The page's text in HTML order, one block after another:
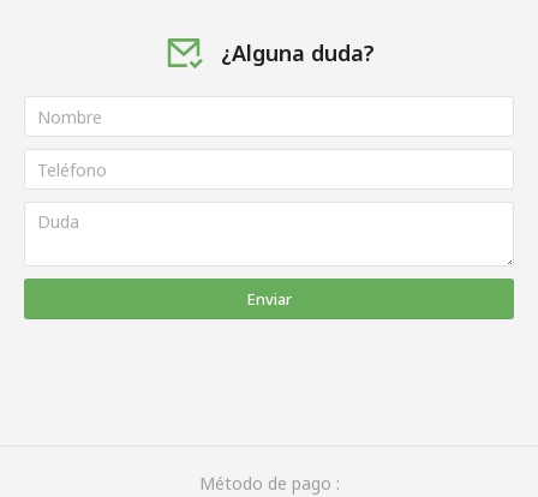
¿Alguna duda?
Enviar
Método de pago :